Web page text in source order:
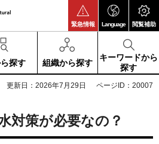
緊急情報 Language 閲覧補助
探す 組織から探す
キーワードから
探す
更新日：2026年7月29日 ページID：20007
対策が必要なの？